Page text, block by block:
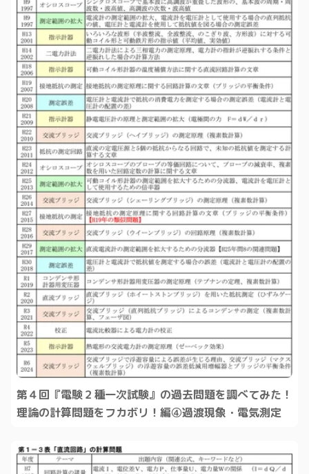
第４回『電験２種一次試験』の過去問題を調べてみた！
理論の計算問題をフカボリ！編④過渡現象・電気測定